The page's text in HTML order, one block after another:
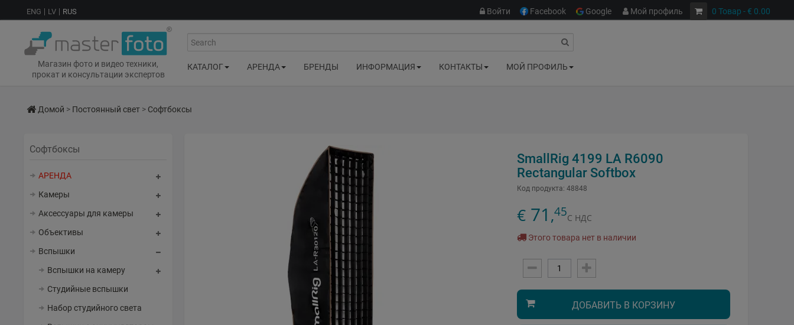
ENG LV RUS 0 Товар - € 0.00
Войти Facebook Google Мой профиль
Магазин фото и видео техники,
прокат и консультации экспертов
Search
КАТАЛОГ АРЕНДА БРЕНДЫ ИНФОРМАЦИЯ КОНТАКТЫ МОЙ ПРОФИЛЬ
Домой > Постоянный свет > Софтбоксы
Софтбоксы
АРЕНДА
Камеры
Аксессуары для камеры
Объективы
Вспышки
Вспышки на камеру
Студийные вспышки
Набор студийного света
SmallRig 4199 LA R6090
Rectangular Softbox
Код продукта: 48848
€ 71 ,45С НДС
Этого товара нет в наличии
ДОБАВИТЬ В КОРЗИНУ